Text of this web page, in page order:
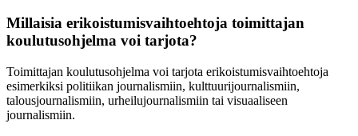
Millaisia erikoistumisvaihtoehtoja toimittajan
koulutusohjelma voi tarjota?
Toimittajan koulutusohjelma voi tarjota erikoistumisvaihtoehtoja
esimerkiksi politiikan journalismiin, kulttuurijournalismiin,
talousjournalismiin, urheilujournalismiin tai visuaaliseen
journalismiin.